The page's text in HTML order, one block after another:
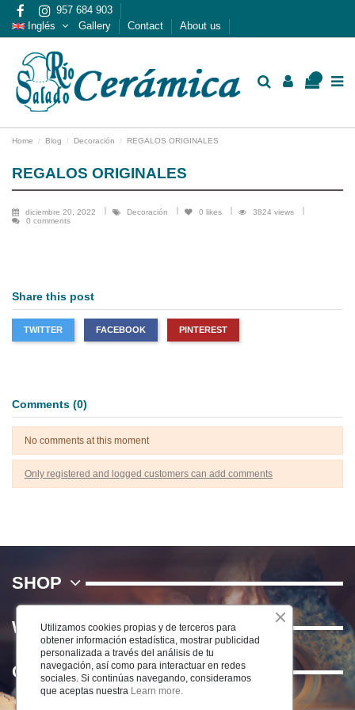
957 684 903
Inglés
Gallery Contact About us
Home Blog Decoración REGALOS ORIGINALES
REGALOS ORIGINALES
diciembre 20, 2022 Decoración 0 likes
3824 views
0 comments
Share this post
TWITTER FACEBOOK PINTEREST
Comments (0)
No comments at this moment
Only registered and logged customers can add comments
SHOP
WE
Contact us
Utilizamos cookies propias y de terceros para
obtener información estadística, mostrar publicidad
personalizada a través del análisis de tu
navegación, así como para interactuar en redes
sociales. Si continúas navegando, consideramos
que aceptas nuestra Learn more.